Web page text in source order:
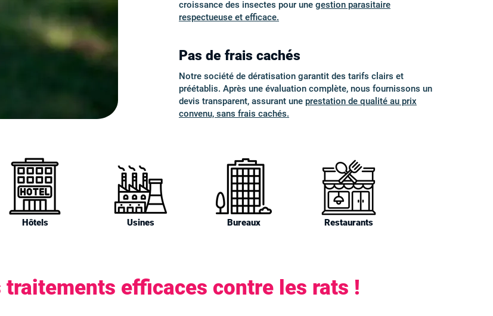
croissance des insectes pour une gestion parasitaire
respectueuse et efficace.
Pas de frais cachés
Notre société de dératisation garantit des tarifs clairs et
préétablis. Après une évaluation complète, nous fournissons un
devis transparent, assurant une prestation de qualité au prix
convenu, sans frais cachés.
Hôtels Usines Bureaux Restaurants
efficaces contre les rats !